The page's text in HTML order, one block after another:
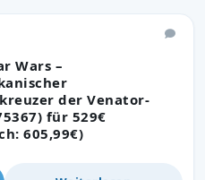
Wars –
der Venator-
für 529€
605,99€)